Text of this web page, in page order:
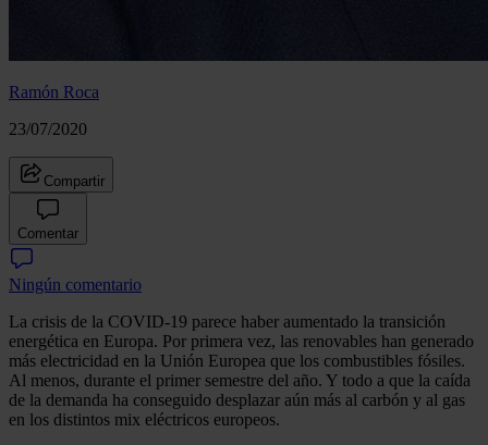
Ramón Roca
23/07/2020
Compartir
Comentar
Ningún comentario
La crisis de la COVID-19 parece haber aumentado la transición
energética en Europa. Por primera vez, las renovables han generado
más electricidad en la Unión Europea que los combustibles fósiles.
Al menos, durante el primer semestre del año. Y todo a que la caída
de la demanda ha conseguido desplazar aún más al carbón y al gas
en los distintos mix eléctricos europeos.